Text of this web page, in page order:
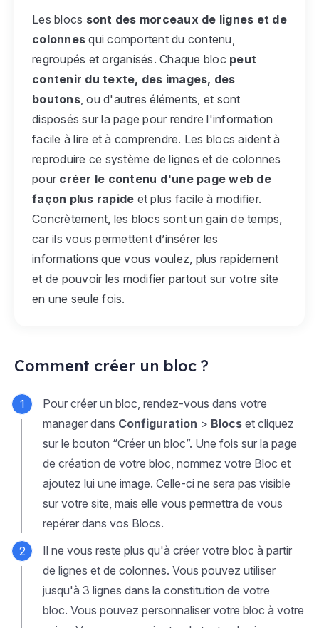
Les blocs sont des morceaux de lignes et de
colonnes qui comportent du contenu,
regroupés et organisés. Chaque bloc peut
contenir du texte, des images, des
boutons, ou d'autres éléments, et sont
disposés sur la page pour rendre l'information
facile à lire et à comprendre. Les blocs aident à
reproduire ce système de lignes et de colonnes
pour créer le contenu d'une page web de
façon plus rapide et plus facile à modifier.
Concrètement, les blocs sont un gain de temps,
car ils vous permettent d’insérer les
informations que vous voulez, plus rapidement
et de pouvoir les modifier partout sur votre site
en une seule fois.
Comment créer un bloc ?
Pour créer un bloc, rendez-vous dans votre
manager dans Configuration > Blocs et cliquez
sur le bouton “Créer un bloc”. Une fois sur la page
de création de votre bloc, nommez votre Bloc et
ajoutez lui une image. Celle-ci ne sera pas visible
sur votre site, mais elle vous permettra de vous
repérer dans vos Blocs.
Il ne vous reste plus qu'à créer votre bloc à partir
de lignes et de colonnes. Vous pouvez utiliser
jusqu'à 3 lignes dans la constitution de votre
bloc. Vous pouvez personnaliser votre bloc à votre